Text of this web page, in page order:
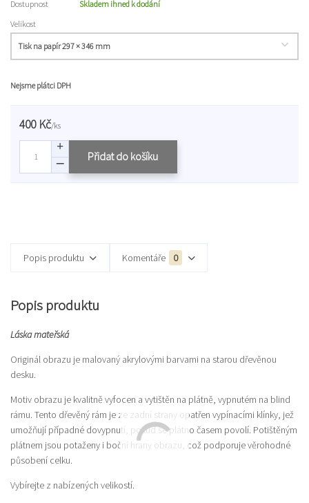
Dostupnost
Skladem ihned k dodání
Velikost
Nejsme plátci DPH
400 Kč/ks
Přidat do košíku
Popis produktu Komentáře 0
Popis produktu
Láska mateřská
Originál obrazu je malovaný akrylovými barvami na starou dřevěnou
desku.
Motiv obrazu je kvalitně vyfocen a vytištěn na plátně, vypnutém na blind
rámu. Tento dřevěný rám je ze zadní strany opatřen vypínacími klínky, jež
umožňují případné dovypnutí, pokud se plátno časem povolí. Potištěným
plátnem jsou potaženy i boční hrany obrazu, což podporuje věrohodné
působení celku.
Vybírejte z nabízených velikostí.